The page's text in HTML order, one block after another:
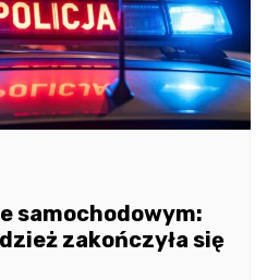
samochodowym:
zakończyła się